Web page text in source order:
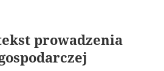
prowadzenia